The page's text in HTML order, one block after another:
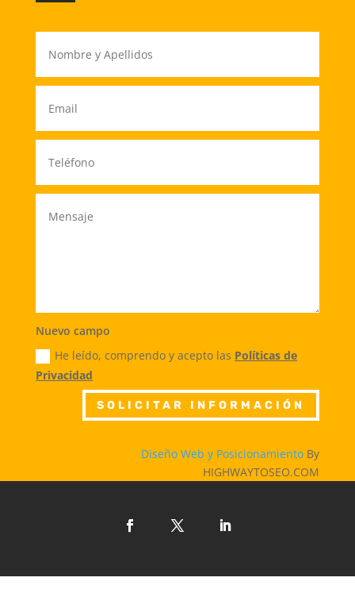
Nuevo campo
He leído, comprendo y acepto las Políticas de
Privacidad
SOLICITAR INFORMACIÓN
Diseño Web y Posicionamiento By
HIGHWAYTOSEO.COM